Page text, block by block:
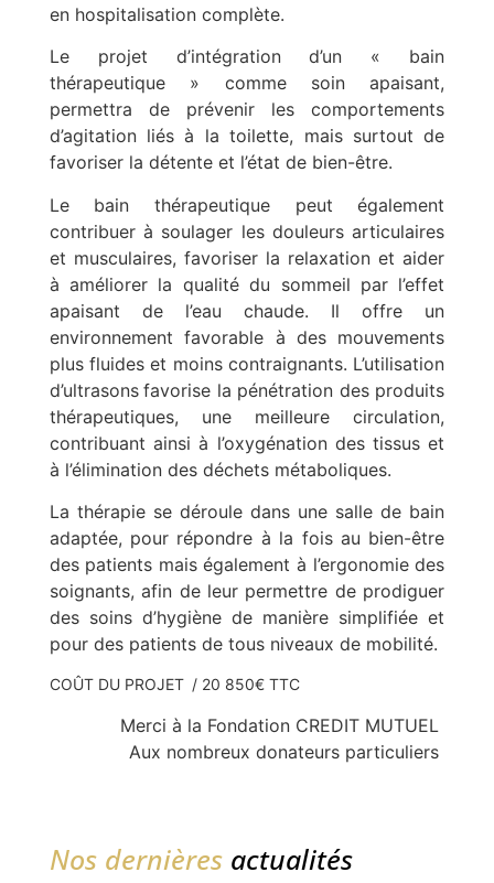
en hospitalisation complète.
Le projet d’intégration d’un « bain
thérapeutique » comme soin apaisant,
permettra de prévenir les comportements
d’agitation liés à la toilette, mais surtout de
favoriser la détente et l’état de bien-être.
Le bain thérapeutique peut également
contribuer à soulager les douleurs articulaires
et musculaires, favoriser la relaxation et aider
à améliorer la qualité du sommeil par l’effet
apaisant de l’eau chaude. Il offre un
environnement favorable à des mouvements
plus fluides et moins contraignants. L’utilisation
d’ultrasons favorise la pénétration des produits
thérapeutiques, une meilleure circulation,
contribuant ainsi à l’oxygénation des tissus et
à l’élimination des déchets métaboliques.
La thérapie se déroule dans une salle de bain
adaptée, pour répondre à la fois au bien-être
des patients mais également à l’ergonomie des
soignants, afin de leur permettre de prodiguer
des soins d’hygiène de manière simplifiée et
pour des patients de tous niveaux de mobilité.
COÛT DU PROJET / 20 850€ TTC
Merci à la Fondation CREDIT MUTUEL
Aux nombreux donateurs particuliers
Nos dernières actualités